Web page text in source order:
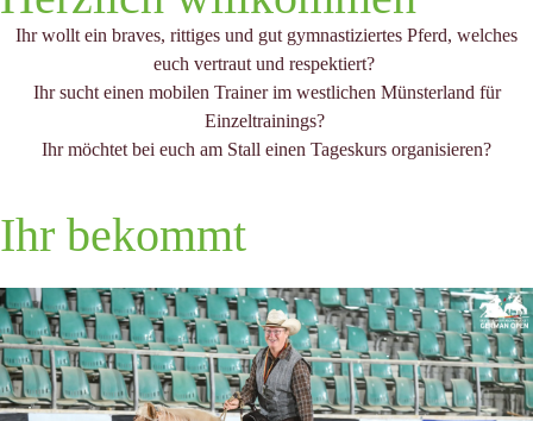
Ihr wollt ein braves, rittiges und gut gymnastiziertes Pferd, welches
euch vertraut und respektiert?
Ihr sucht einen mobilen Trainer im westlichen Münsterland für
Einzeltrainings?
Ihr möchtet bei euch am Stall einen Tageskurs organisieren?
Ihr bekommt